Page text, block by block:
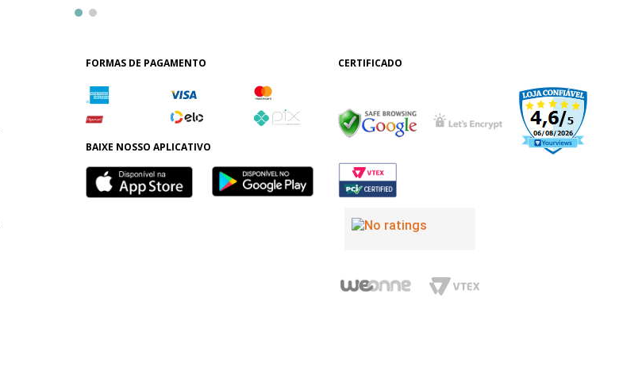
FORMAS DE PAGAMENTO
BAIXE NOSSO APLICATIVO
CERTIFICADO